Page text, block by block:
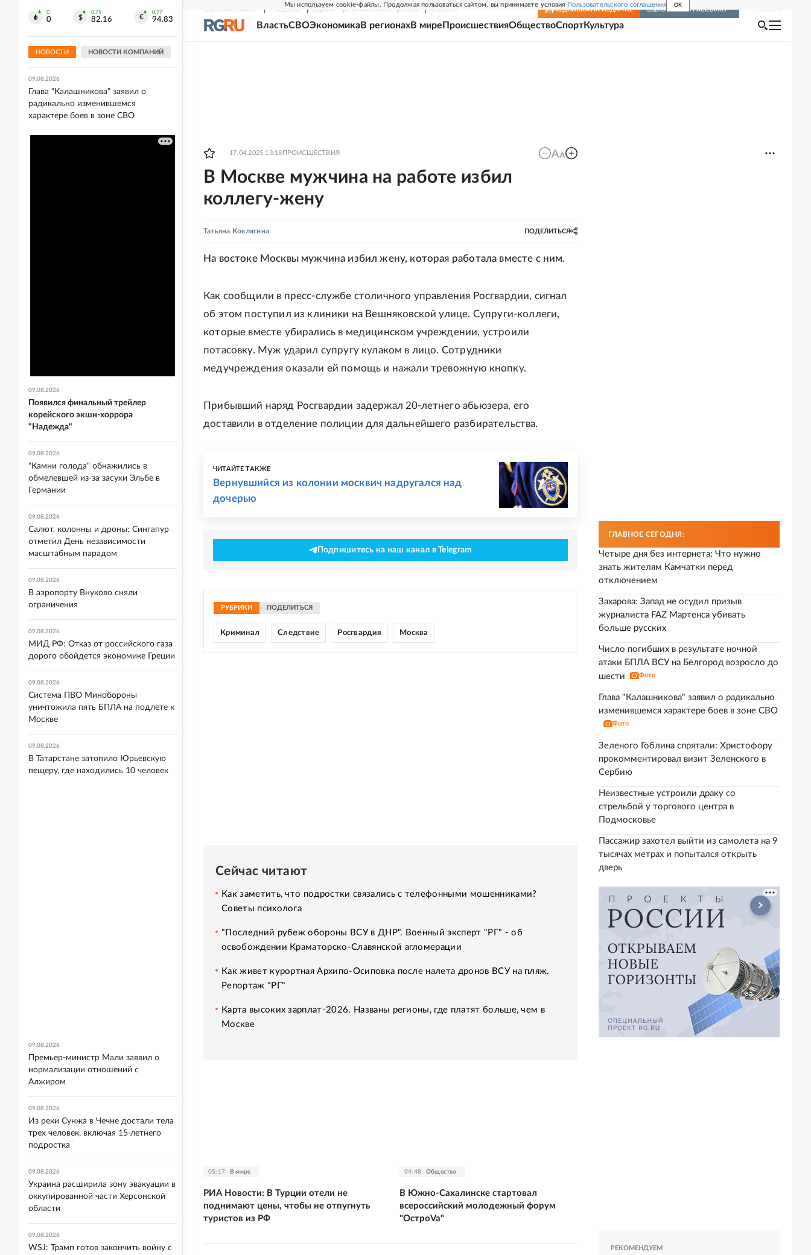
Мы используем cookie-файлы. Продолжая пользоваться сайтом, вы принимаете условия Пользовательского соглашения OK
СВЕЖИЙ НОМЕР РГ-НЕДЕЛЯ РОДИНА ПРИЛОЖЕНИЯ СОЮЗ НОВОСТИ ПОДПИСКА НА ИЗДАНИЕ ВКЛЮЧИТЬ РАССЫЛКУ
ВластьСВОЭкономикаВ регионахВ мире ПроисшествияОбществоСпортКультура
17.04.2025 13:18 ПРОИСШЕСТВИЯ
В Москве мужчина на работе избил
коллегу-жену
Татьяна Ковлягина ПОДЕЛИТЬСЯ
На востоке Москвы мужчина избил жену, которая работала вместе с ним.
Как сообщили в пресс-службе столичного управления Росгвардии, сигнал
об этом поступил из клиники на Вешняковской улице. Супруги-коллеги,
которые вместе убирались в медицинском учреждении, устроили
потасовку. Муж ударил супругу кулаком в лицо. Сотрудники
медучреждения оказали ей помощь и нажали тревожную кнопку.
Прибывший наряд Росгвардии задержал 20-летнего абьюзера, его
доставили в отделение полиции для дальнейшего разбирательства.
ЧИТАЙТЕ ТАКЖЕ
Вернувшийся из колонии москвич надругался над
дочерью
Подпишитесь на наш канал в Telegram
РУБРИКИ ПОДЕЛИТЬСЯ
Криминал Следствие Росгвардия Москва
Сейчас читают
Как заметить, что подростки связались с телефонными мошенниками?
Советы психолога
"Последний рубеж обороны ВСУ в ДНР". Военный эксперт "РГ" - об
освобождении Краматорско-Славянской агломерации
Как живет курортная Архипо-Осиповка после налета дронов ВСУ на пляж.
Репортаж "РГ"
Карта высоких зарплат-2026. Названы регионы, где платят больше, чем в
Москве
05:17 В мире
РИА Новости: В Турции отели не
поднимают цены, чтобы не отпугнуть
туристов из РФ
04:48 Общество
В Южно-Сахалинске стартовал
всероссийский молодежный форум
"ОстроVa"
ГЛАВНОЕ СЕГОДНЯ:
Четыре дня без интернета: Что нужно
знать жителям Камчатки перед
отключением
Захарова: Запад не осудил призыв
журналиста FAZ Мартенса убивать
больше русских
Число погибших в результате ночной
атаки БПЛА ВСУ на Белгород возросло до
шести
Фото
Глава "Калашникова" заявил о радикально
изменившемся характере боев в зоне СВО
Фото
Зеленого Гоблина спрятали: Христофору
прокомментировал визит Зеленского в
Сербию
Неизвестные устроили драку со
стрельбой у торгового центра в
Подмосковье
Пассажир захотел выйти из самолета на 9
тысячах метрах и попытался открыть
дверь
РЕКОМЕНДУЕМ
0
0
0.75
82.16
0.77
94.83
НОВОСТИ НОВОСТИ КОМПАНИЙ
09.08.2026
дебютанту РПЛ "Родине"
09.08.2026
Глава "Калашникова" заявил о
радикально изменившемся
характере боев в зоне СВО
09.08.2026
Появился финальный трейлер
корейского экшн-хоррора
"Надежда"
09.08.2026
"Камни голода" обнажились в
обмелевшей из-за засухи Эльбе в
Германии
09.08.2026
Салют, колонны и дроны: Сингапур
отметил День независимости
масштабным парадом
09.08.2026
В аэропорту Внуково сняли
ограничения
09.08.2026
МИД РФ: Отказ от российского газа
дорого обойдется экономике Греции
09.08.2026
Система ПВО Минобороны
уничтожила пять БПЛА на подлете к
Москве
09.08.2026
В Татарстане затопило Юрьевскую
пещеру, где находились 10 человек
09.08.2026
Премьер-министр Мали заявил о
нормализации отношений с
Алжиром
09.08.2026
Из реки Сунжа в Чечне достали тела
трех человек, включая 15-летнего
подростка
09.08.2026
Украина расширила зону эвакуации в
оккупированной части Херсонской
области
09.08.2026
WSJ: Трамп готов закончить войну с